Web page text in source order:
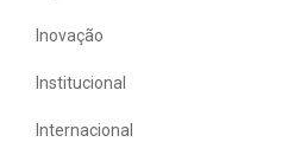
Inovação
Institucional
Internacional